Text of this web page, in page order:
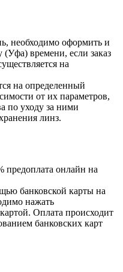
необходимо оформить и
(Уфа) времени, если заказ
на
на определенный
от их параметров,
по уходу за ними
линз.
предоплата онлайн на
банковской карты на
нажать
Оплата происходит
банковских карт